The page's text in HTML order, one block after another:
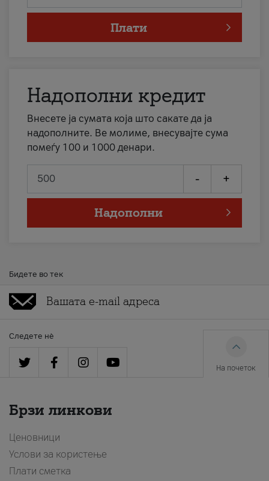
Плати
Надополни кредит
Внесете ја сумата која што сакате да ја
надополните. Ве молиме, внесувајте сума
помеѓу 100 и 1000 денари.
- +
Надополни
Бидете во тек
Следете нè
На почеток
Брзи линкови
Ценовници
Услови за користење
Плати сметка